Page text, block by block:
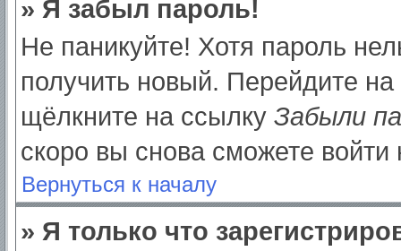
» Я забыл пароль!
Не паникуйте! Хотя пароль
получить новый. Перейдите
щёлкните на ссылку Забыли
скоро вы снова сможете
Вернуться к началу
» Я только что